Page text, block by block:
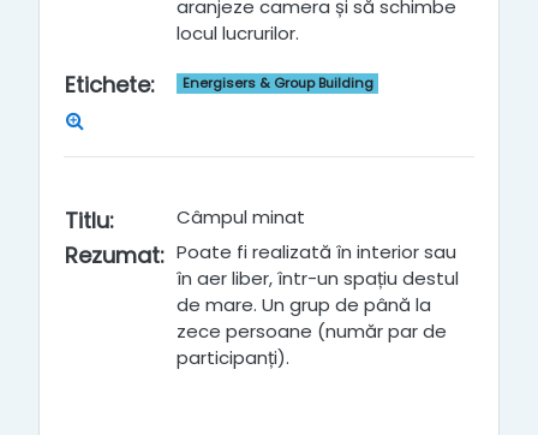
aranjeze camera și să schimbe
locul lucrurilor.
Etichete: Energisers & Group Building
Titlu: Câmpul minat
Rezumat: Poate fi realizată în interior sau
în aer liber, într-un spațiu destul
de mare. Un grup de până la
zece persoane (număr par de
participanți).